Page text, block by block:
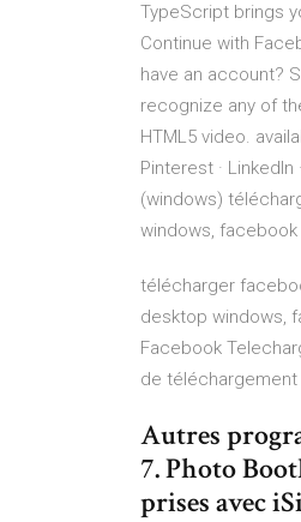
TypeScript brings
Continue with
have an account?
recognize any of
HTML5 video.
Pinterest ·
(windows)
windows,
télécharger
desktop windows,
Facebook
de téléchargement
Autres
7. Photo
prises avec